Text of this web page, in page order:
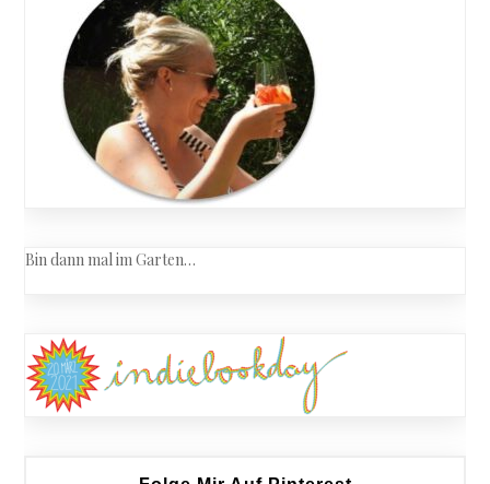
Bin dann mal im Garten…